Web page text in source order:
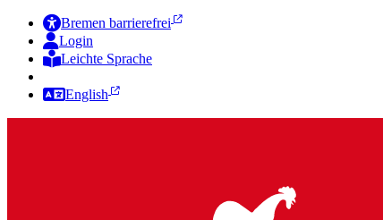
Bremen barrierefrei
Login
Leichte Sprache
English